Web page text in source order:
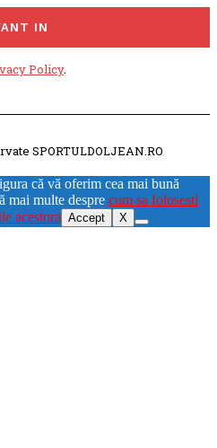
IN
Policy.
SPORTULDOLJEAN.RO
că vă oferim cea mai bună
mai multe despre cum sa folosesti
acestora Accept X